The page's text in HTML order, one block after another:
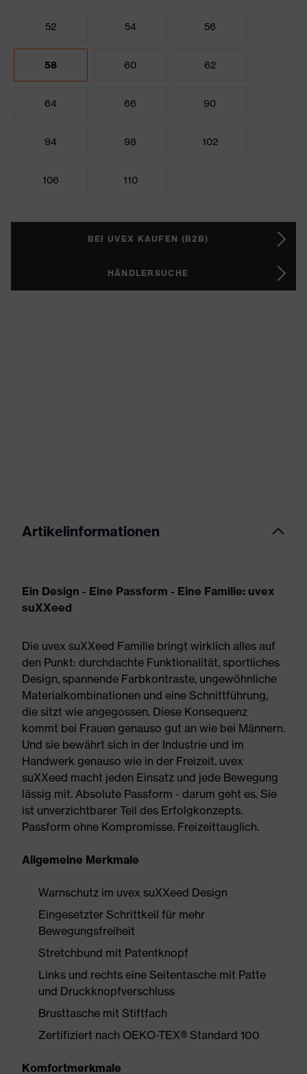
52 54 56
58 60 62
64 66 90
94 98 102
106 110
BEI UVEX KAUFEN (B2B)
HÄNDLERSUCHE
Artikelinformationen
Ein Design - Eine Passform - Eine Familie: uvex
suXXeed
Die uvex suXXeed Familie bringt wirklich alles auf
den Punkt: durchdachte Funktionalität, sportliches
Design, spannende Farbkontraste, ungewöhnliche
Materialkombinationen und eine Schnittführung,
die sitzt wie angegossen. Diese Konsequenz
kommt bei Frauen genauso gut an wie bei Männern.
Und sie bewährt sich in der Industrie und im
Handwerk genauso wie in der Freizeit. uvex
suXXeed macht jeden Einsatz und jede Bewegung
lässig mit. Absolute Passform - darum geht es. Sie
ist unverzichtbarer Teil des Erfolgkonzepts.
Passform ohne Kompromisse. Freizeittauglich.
Allgemeine Merkmale
Warnschutz im uvex suXXeed Design
Eingesetzter Schrittkeil für mehr
Bewegungsfreiheit
Stretchbund mit Patentknopf
Links und rechts eine Seitentasche mit Patte
und Druckknopfverschluss
Brusttasche mit Stiftfach
Zertifiziert nach OEKO-TEX® Standard 100
Komfortmerkmale